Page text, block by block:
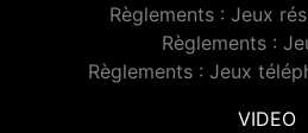
Règlements : Jeux
Règlements :
Règlements : Jeux
VIDEO